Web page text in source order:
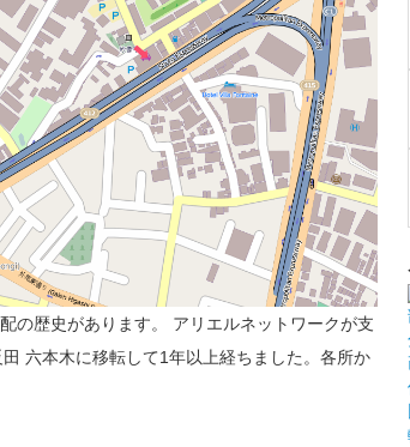
の歴史があります。 アリエルネットワークが支
六本木に移転して1年以上経ちました。各所か